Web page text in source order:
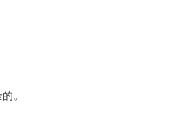
。